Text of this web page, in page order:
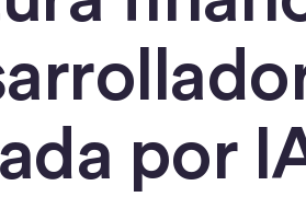
por